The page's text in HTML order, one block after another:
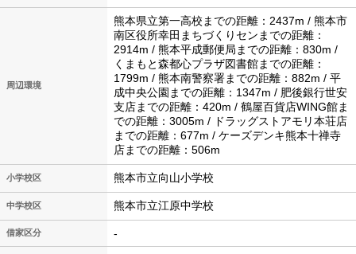
周辺環境
熊本県立第一高校までの距離：2437m / 熊本市
南区役所幸田まちづくりセンまでの距離：
2914m / 熊本平成郵便局までの距離：830m /
くまもと森都心プラザ図書館までの距離：
1799m / 熊本南警察署までの距離：882m / 平
成中央公園までの距離：1347m / 肥後銀行世安
支店までの距離：420m / 鶴屋百貨店WING館ま
での距離：3005m / ドラッグストアモリ本荘店
までの距離：677m / ケーズデンキ熊本十禅寺
店までの距離：506m
小学校区 熊本市立向山小学校
中学校区 熊本市立江原中学校
借家区分 -